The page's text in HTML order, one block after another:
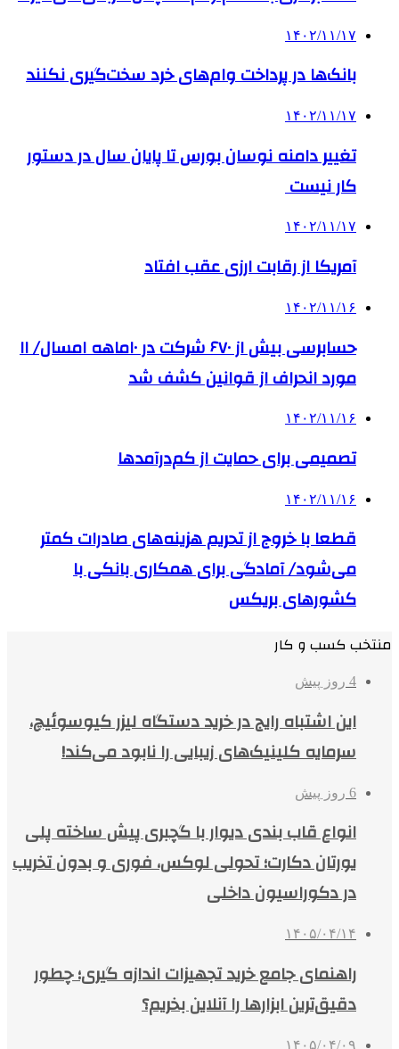
۱۴۰۲/۱۱/۱۷
بانک‌ها در پرداخت وام‌های خرد سخت‌گیری نکنند
۱۴۰۲/۱۱/۱۷
تغییر دامنه نوسان بورس تا پایان سال در دستور
کار نیست
۱۴۰۲/۱۱/۱۷
آمریکا از رقابت ارزی عقب افتاد
۱۴۰۲/۱۱/۱۶
حسابرسی بیش از ۶۷۰ شرکت در ۱۰ماهه امسال/ ۱۱
مورد انحراف از قوانین کشف شد
۱۴۰۲/۱۱/۱۶
تصمیمی برای حمایت از کم‌درآمدها
۱۴۰۲/۱۱/۱۶
قطعا با خروج از تحریم هزینه‌های صادرات کمتر
می‌شود/ آمادگی برای همکاری بانکی با
کشورهای بریکس
منتخب کسب و کار
4 روز پیش
این اشتباه رایج در خرید دستگاه لیزر کیوسوئیچ،
سرمایه کلینیک‌های زیبایی را نابود می‌کند!
6 روز پیش
انواع قاب بندی دیوار با گچبری پیش ساخته پلی
یورتان دکارت؛ تحولی لوکس، فوری و بدون تخریب
در دکوراسیون داخلی
۱۴۰۵/۰۴/۱۴
راهنمای جامع خرید تجهیزات اندازه گیری؛ چطور
دقیق‌ترین ابزارها را آنلاین بخریم؟
۱۴۰۵/۰۴/۰۹